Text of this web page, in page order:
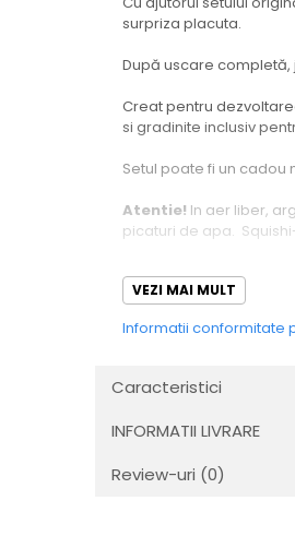
surpriza placuta.
După uscare
Creat pentru
si gradinite inclusiv
Setul poate fi un cadou
Atentie! In aer liber,
picaturi de apa.
Produsul este realizat
joaca!
instructiuni.
VEZI MAI MULT
Informatii conformitate
Caracteristici
INFORMATII LIVRARE
Review-uri (0)